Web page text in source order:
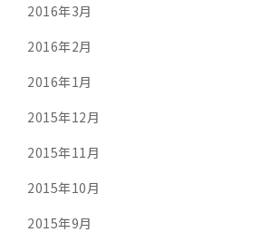
2016年3月
2016年2月
2016年1月
2015年12月
2015年11月
2015年10月
2015年9月